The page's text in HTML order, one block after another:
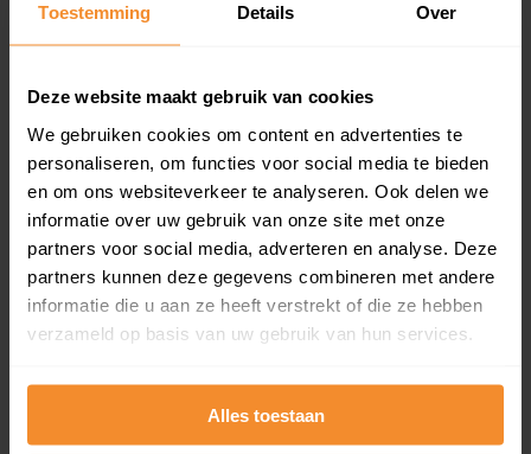
Toestemming Details Over
Deze website maakt gebruik van cookies
We gebruiken cookies om content en advertenties te
personaliseren, om functies voor social media te bieden
en om ons websiteverkeer te analyseren. Ook delen we
informatie over uw gebruik van onze site met onze
partners voor social media, adverteren en analyse. Deze
partners kunnen deze gegevens combineren met andere
informatie die u aan ze heeft verstrekt of die ze hebben
verzameld op basis van uw gebruik van hun services.
Alles toestaan
en koopdatum) binnen een postcodegebied. Dit
inclusief een jaar lang gratis updates van nieuwe
Bekijk product
Direct leverbaar
Kadastrale kaart pakket
Alleen globale ligging perceel